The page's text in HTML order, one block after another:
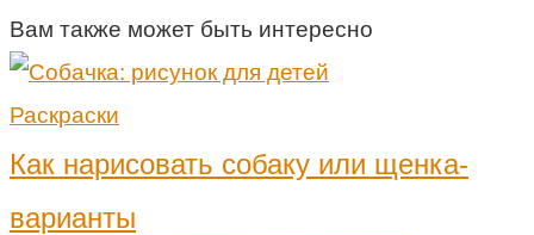
Вам также может быть интересно
Раскраски
Как нарисовать собаку или щенка-
варианты